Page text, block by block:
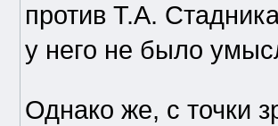
против Т.А.
у него не было
Однако же, с точки